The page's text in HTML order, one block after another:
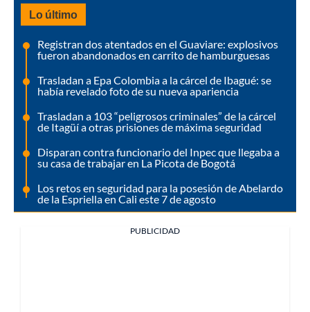
Lo último
Registran dos atentados en el Guaviare: explosivos
fueron abandonados en carrito de hamburguesas
Trasladan a Epa Colombia a la cárcel de Ibagué: se
había revelado foto de su nueva apariencia
Trasladan a 103 “peligrosos criminales” de la cárcel
de Itagüí a otras prisiones de máxima seguridad
Disparan contra funcionario del Inpec que llegaba a
su casa de trabajar en La Picota de Bogotá
Los retos en seguridad para la posesión de Abelardo
de la Espriella en Cali este 7 de agosto
PUBLICIDAD